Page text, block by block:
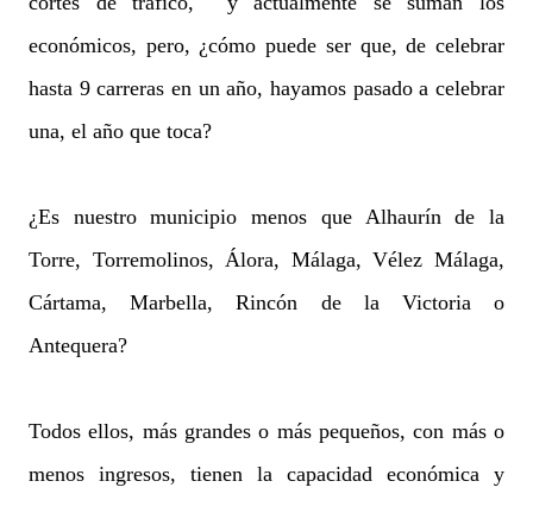
económicos, pero, ¿cómo puede ser que, de celebrar
hasta 9 carreras en un año, hayamos pasado a celebrar
una, el año que toca?
¿Es nuestro municipio menos que Alhaurín de la
Torre, Torremolinos, Álora, Málaga, Vélez Málaga,
Cártama, Marbella, Rincón de la Victoria o
Antequera?
Todos ellos, más grandes o más pequeños, con más o
menos ingresos, tienen la capacidad económica y